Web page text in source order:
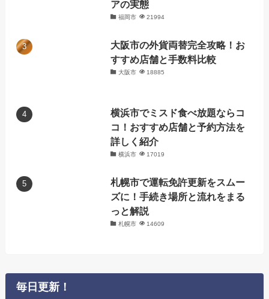
アの実態
福岡市 21994
大阪市の外貨両替完全攻略！お
すすめ店舗と手数料比較
大阪市 18885
横浜市でミスド食べ放題ならコ
コ！おすすめ店舗と予約方法を
詳しく紹介
横浜市 17019
札幌市で運転免許更新をスムー
ズに！手続き場所と流れをまる
っと解説
札幌市 14609
毎日更新！